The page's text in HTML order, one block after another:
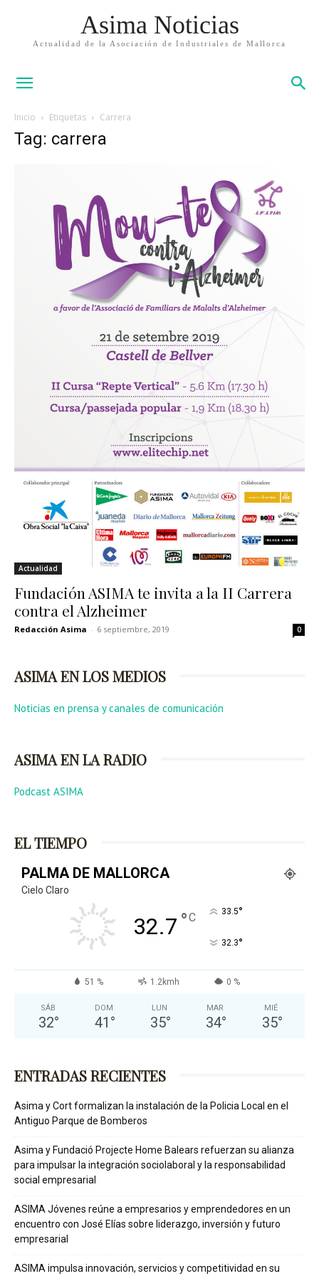
Asima Noticias
Actualidad de la Asociación de Industriales de Mallorca
Inicio Etiquetas Carrera
Tag: carrera
Actualidad
Fundación ASIMA te invita a la II Carrera
contra el Alzheimer
Redacción Asima - 6 septiembre, 2019 0
ASIMA EN LOS MEDIOS
Noticias en prensa y canales de comunicación
ASIMA EN LA RADIO
Podcast ASIMA
EL TIEMPO
PALMA DE MALLORCA
Cielo Claro
32.7 °C 33.5°
32.3°
51 % 1.2kmh 0 %
SÁB
32°
DOM
41 °
LUN
35°
MAR
34°
MIÉ
35°
ENTRADAS RECIENTES
Asima y Cort formalizan la instalación de la Policia Local en el
Antiguo Parque de Bomberos
Asima y Fundació Projecte Home Balears refuerzan su alianza
para impulsar la integración sociolaboral y la responsabilidad
social empresarial
ASIMA Jóvenes reúne a empresarios y emprendedores en un
encuentro con José Elías sobre liderazgo, inversión y futuro
empresarial
ASIMA impulsa innovación, servicios y competitividad en su